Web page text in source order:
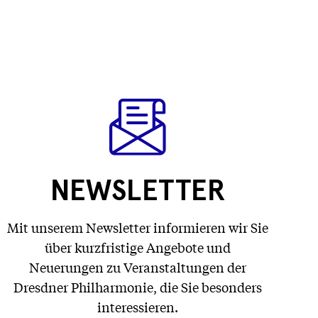
NEWSLETTER
Mit unserem Newsletter informieren wir Sie
über kurzfristige Angebote und
Neuerungen zu Veranstaltungen der
Dresdner Philharmonie, die Sie besonders
interessieren.